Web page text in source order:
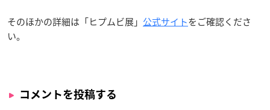
そのほかの詳細は「ヒプムビ展」 公式サイトをご確認くださ
い。
コメントを投稿する